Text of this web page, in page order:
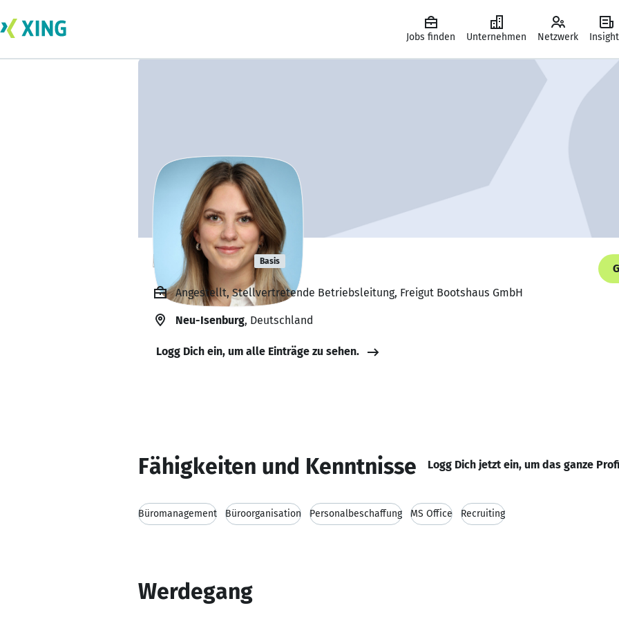
Jobs finden Unternehmen Netzwerk
Lea Stirnat Basis
Angestellt, Stellvertretende Betriebsleitung, Freigut Bootshaus GmbH
Neu-Isenburg, Deutschland
Logg Dich ein, um alle Einträge zu sehen.
Fähigkeiten und Kenntnisse Logg Dich jetzt ein, um das ganze
Büromanagement Büroorganisation Personalbeschaffung MS Office Recruiting
Werdegang